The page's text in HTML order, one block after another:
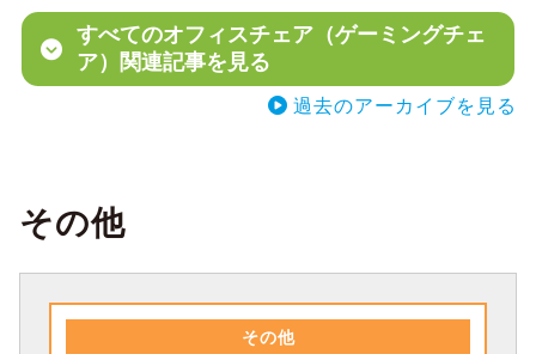
すべてのオフィスチェア（ゲーミングチェ
ア）関連記事を見る
過去のアーカイブを見る
その他
その他